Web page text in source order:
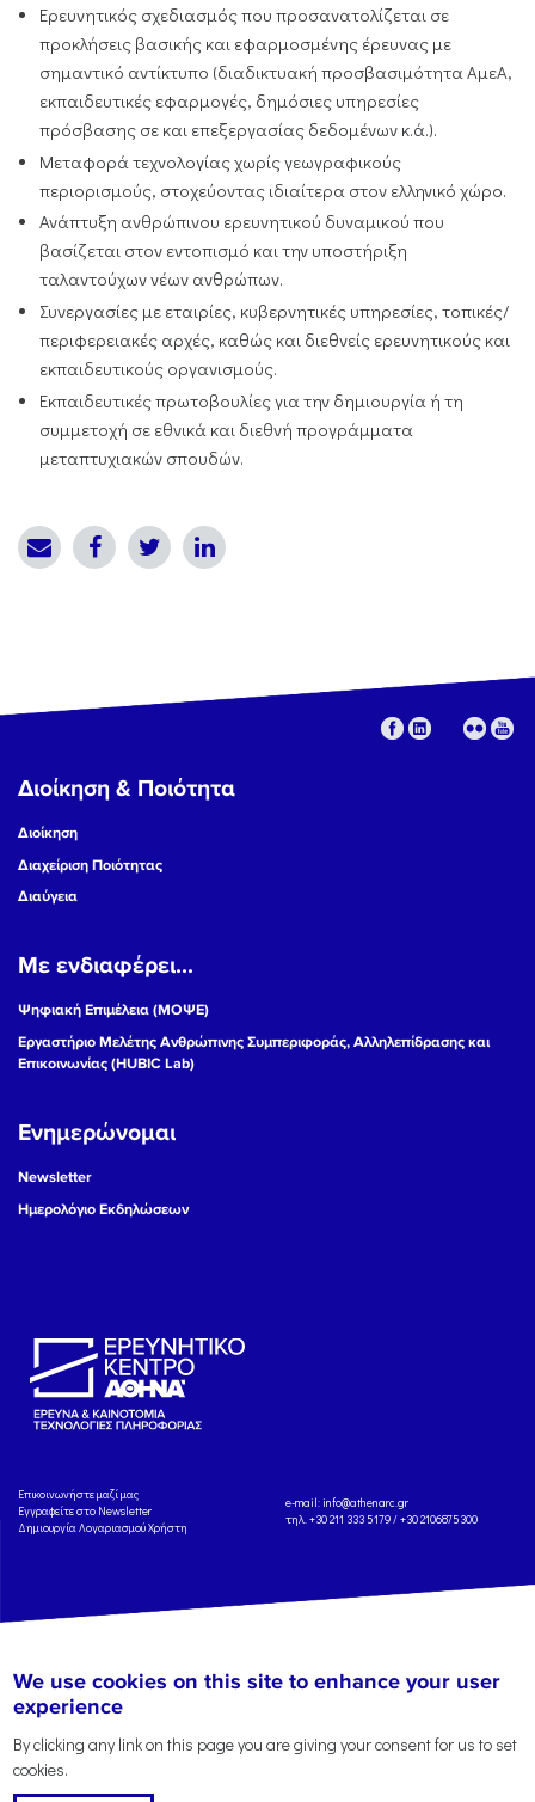
Ερευνητικός σχεδιασμός που προσανατολίζεται σε
προκλήσεις βασικής και εφαρμοσμένης έρευνας με
σημαντικό αντίκτυπο (διαδικτυακή προσβασιμότητα ΑμεΑ,
εκπαιδευτικές εφαρμογές, δημόσιες υπηρεσίες
πρόσβασης σε και επεξεργασίας δεδομένων κ.ά.).
Μεταφορά τεχνολογίας χωρίς γεωγραφικούς
περιορισμούς, στοχεύοντας ιδιαίτερα στον ελληνικό χώρο.
Ανάπτυξη ανθρώπινου ερευνητικού δυναμικού που
βασίζεται στον εντοπισμό και την υποστήριξη
ταλαντούχων νέων ανθρώπων.
Συνεργασίες με εταιρίες, κυβερνητικές υπηρεσίες, τοπικές/
περιφερειακές αρχές, καθώς και διεθνείς ερευνητικούς και
εκπαιδευτικούς οργανισμούς.
Εκπαιδευτικές πρωτοβουλίες για την δημιουργία ή τη
συμμετοχή σε εθνικά και διεθνή προγράμματα
μεταπτυχιακών σπουδών.
Διοίκηση & Ποιότητα
Διοίκηση
Διαχείριση Ποιότητας
Διαύγεια
Με ενδιαφέρει...
Ψηφιακή Επιμέλεια (ΜΟΨΕ)
Εργαστήριο Μελέτης Ανθρώπινης Συμπεριφοράς, Αλληλεπίδρασης και
Επικοινωνίας (HUBIC Lab)
Ενημερώνομαι
Newsletter
Ημερολόγιο Εκδηλώσεων
Eπικοινωνήστε μαζί μας
Εγγραφείτε στο Newsletter
Δημιουργία Λογαριασμού Χρήστη
e-mail: info@athenarc.gr
τηλ. +30 211 333 5179 / +30 2106875300
Προσωπικού Χαρακτήρα
'Οροι
Χρήσης
Αναφορά
We use cookies on this site to enhance your user
experience
By clicking any link on this page you are giving your consent for us to set
cookies.